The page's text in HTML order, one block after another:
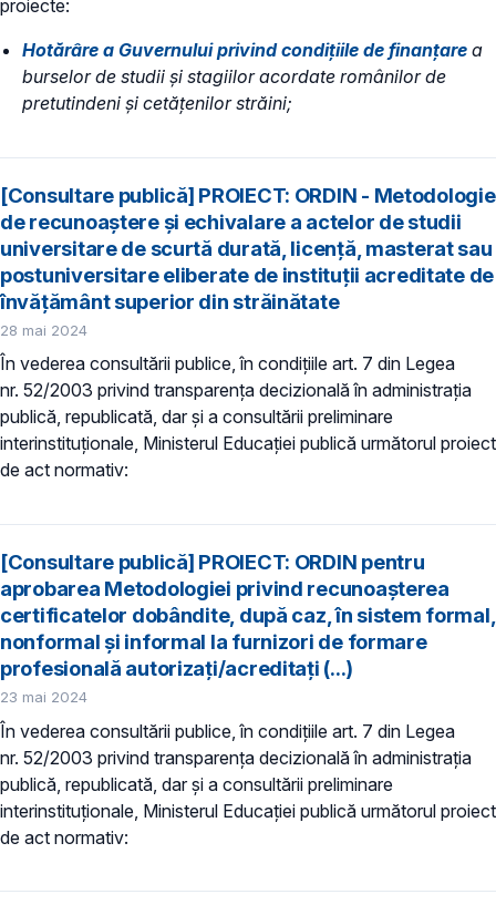
proiecte:
Hotărâre a Guvernului privind condițiile de finanțare a
burselor de studii și stagiilor acordate românilor de
pretutindeni și cetățenilor străini;
[Consultare publică] PROIECT: ORDIN - Metodologie
de recunoaştere și echivalare a actelor de studii
universitare de scurtă durată, licență, masterat sau
postuniversitare eliberate de instituţii acreditate de
învăţământ superior din străinătate
28 mai 2024
În vederea consultării publice, în condiţiile art. 7 din Legea
nr. 52/2003 privind transparenţa decizională în administraţia
publică, republicată, dar și a consultării preliminare
interinstituționale, Ministerul Educaţiei publică următorul proiect
de act normativ:
[Consultare publică] PROIECT: ORDIN pentru
aprobarea Metodologiei privind recunoaşterea
certificatelor dobândite, după caz, în sistem formal,
nonformal şi informal la furnizori de formare
profesională autorizaţi/acreditaţi (...)
23 mai 2024
În vederea consultării publice, în condiţiile art. 7 din Legea
nr. 52/2003 privind transparenţa decizională în administraţia
publică, republicată, dar și a consultării preliminare
interinstituționale, Ministerul Educaţiei publică următorul proiect
de act normativ: